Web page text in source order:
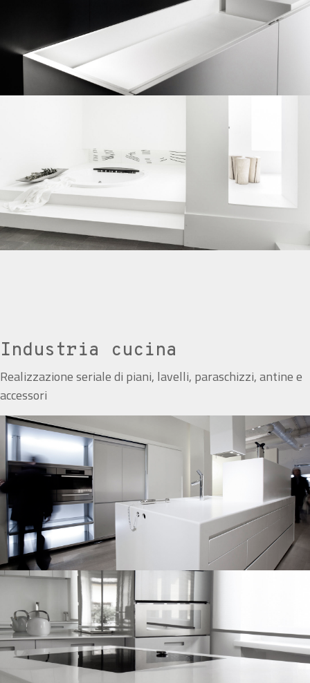
Industria cucina
Realizzazione seriale di piani, lavelli, paraschizzi, antine e
accessori